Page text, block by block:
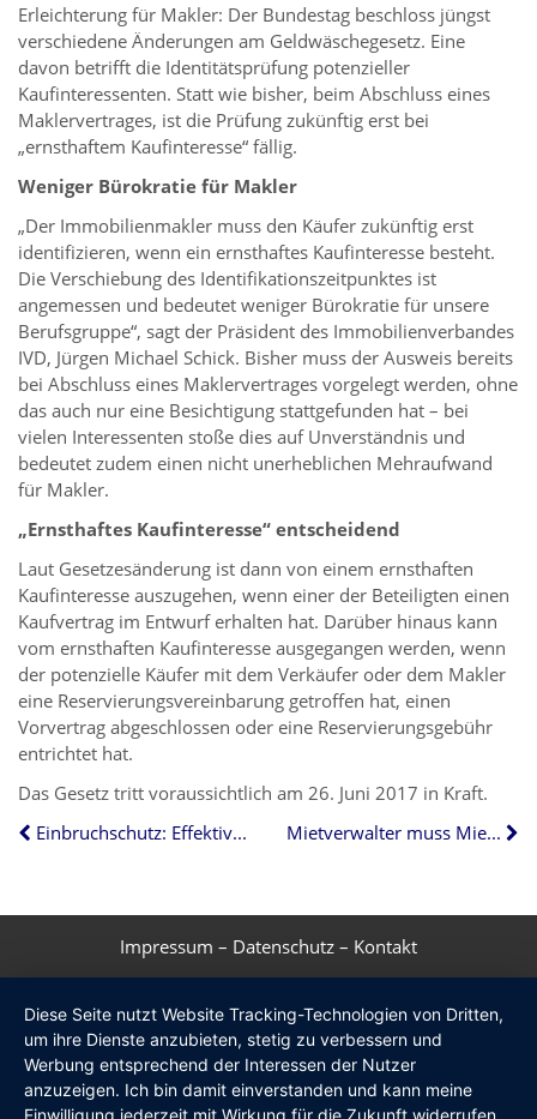
Erleichterung für Makler: Der Bundestag beschloss jüngst
verschiedene Änderungen am Geldwäschegesetz. Eine
davon betrifft die Identitätsprüfung potenzieller
Kaufinteressenten. Statt wie bisher, beim Abschluss eines
Maklervertrages, ist die Prüfung zukünftig erst bei
„ernsthaftem Kaufinteresse“ fällig.
Weniger Bürokratie für Makler
„Der Immobilienmakler muss den Käufer zukünftig erst
identifizieren, wenn ein ernsthaftes Kaufinteresse besteht.
Die Verschiebung des Identifikationszeitpunktes ist
angemessen und bedeutet weniger Bürokratie für unsere
Berufsgruppe“, sagt der Präsident des Immobilienverbandes
IVD, Jürgen Michael Schick. Bisher muss der Ausweis bereits
bei Abschluss eines Maklervertrages vorgelegt werden, ohne
das auch nur eine Besichtigung stattgefunden hat – bei
vielen Interessenten stoße dies auf Unverständnis und
bedeutet zudem einen nicht unerheblichen Mehraufwand
für Makler.
„Ernsthaftes Kaufinteresse“ entscheidend
Laut Gesetzesänderung ist dann von einem ernsthaften
Kaufinteresse auszugehen, wenn einer der Beteiligten einen
Kaufvertrag im Entwurf erhalten hat. Darüber hinaus kann
vom ernsthaften Kaufinteresse ausgegangen werden, wenn
der potenzielle Käufer mit dem Verkäufer oder dem Makler
eine Reservierungsvereinbarung getroffen hat, einen
Vorvertrag abgeschlossen oder eine Reservierungsgebühr
entrichtet hat.
Das Gesetz tritt voraussichtlich am 26. Juni 2017 in Kraft.
Einbruchschutz: Effektive Maßnahmen und Förderung
Mietverwalter muss Mietrückstand zeitnah melden
Impressum – Datenschutz – Kontakt
Diese Seite nutzt Website Tracking-Technologien von Dritten,
um ihre Dienste anzubieten, stetig zu verbessern und
Werbung entsprechend der Interessen der Nutzer
anzuzeigen. Ich bin damit einverstanden und kann meine
Einwilligung jederzeit mit Wirkung für die Zukunft widerrufen